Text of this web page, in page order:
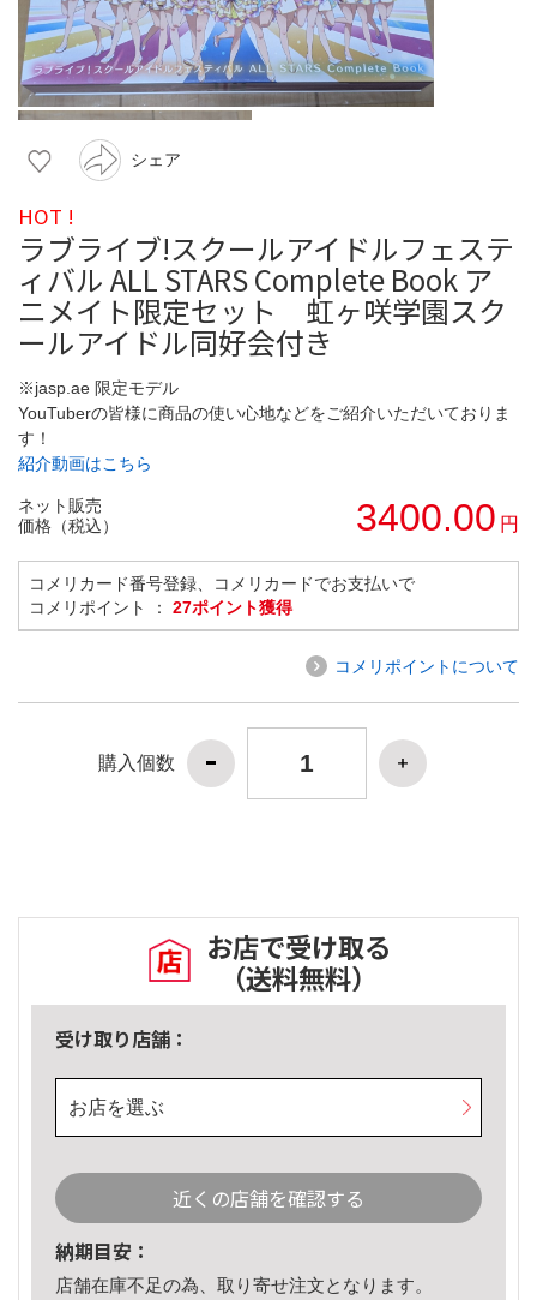
シェア
HOT !
ラブライブ!スクールアイドルフェステ
ィバル ALL STARS Complete Book ア
ニメイト限定セット 虹ヶ咲学園スク
ールアイドル同好会付き
※jasp.ae 限定モデル
YouTuberの皆様に商品の使い心地などをご紹介いただいておりま
す！
紹介動画はこちら
ネット販売
価格（税込）
3400.00 円
コメリカード番号登録、コメリカードでお支払いで
コメリポイント ： 27ポイント獲得
コメリポイントについて
購入個数
お店で受け取る
（送料無料）
受け取り店舗：
お店を選ぶ
近くの店舗を確認する
納期目安：
店舗在庫不足の為、取り寄せ注文となります。